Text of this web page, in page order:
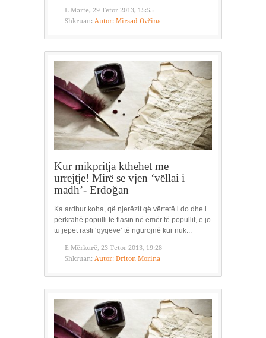
E Martë, 29 Tetor 2013, 15:55
Shkruan: Autor: Mirsad Ovčina
Kur mikpritja kthehet me
urrejtje! Mirë se vjen ‘vëllai i
madh’- Erdoğan
Ka ardhur koha, që njerëzit që vërtetë i do dhe i
përkrahë populli të flasin në emër të popullit, e jo
tu jepet rasti ‘qyqeve’ të ngurojnë kur nuk...
E Mërkurë, 23 Tetor 2013, 19:28
Shkruan: Autor: Driton Morina